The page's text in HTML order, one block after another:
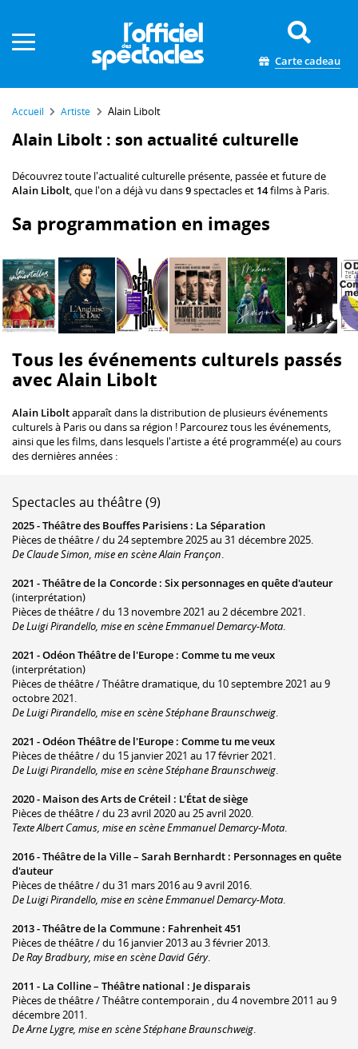
Carte cadeau
Accueil Artiste Alain Libolt
Alain Libolt : son actualité culturelle
Découvrez toute l'actualité culturelle présente, passée et future de
Alain Libolt, que l'on a déjà vu dans9spectacles et 14films à Paris.
Sa programmation en images
Tous les événements culturels passés
avec Alain Libolt
Alain Liboltapparaît dans la distribution de plusieurs événements
culturels à Paris ou dans sa région ! Parcourez tous les événements,
ainsi que les films, dans lesquels l'artiste a été programmé(e) au cours
des dernières années :
Spectacles au théâtre (9)
2025 -Théâtre des Bouffes Parisiens : La Séparation
Pièces de théâtre / du 24 septembre 2025 au 31 décembre 2025.
De Claude Simon, mise en scène Alain Françon.
2021 -Théâtre de la Concorde : Six personnages en quête d'auteur
(interprétation)
Pièces de théâtre / du 13 novembre 2021 au 2 décembre 2021.
De Luigi Pirandello, mise en scène Emmanuel Demarcy-Mota.
2021 -Odéon Théâtre de l'Europe : Comme tu me veux
(interprétation)
Pièces de théâtre / Théâtre dramatique, du 10 septembre 2021 au 9
octobre 2021.
De Luigi Pirandello, mise en scène Stéphane Braunschweig.
2021 -Odéon Théâtre de l'Europe : Comme tu me veux
Pièces de théâtre / du 15 janvier 2021 au 17 février 2021.
De Luigi Pirandello, mise en scène Stéphane Braunschweig.
2020 - Maison des Arts de Créteil : L'État de siège
Pièces de théâtre / du 23 avril 2020 au 25 avril 2020.
Texte Albert Camus, mise en scène Emmanuel Demarcy-Mota.
2016 -Théâtre de la Ville – Sarah Bernhardt : Personnages en quête
d'auteur
Pièces de théâtre / du 31 mars 2016 au 9 avril 2016.
De Luigi Pirandello, mise en scène Emmanuel Demarcy-Mota.
2013 -Théâtre de la Commune : Fahrenheit 451
Pièces de théâtre / du 16 janvier 2013 au 3 février 2013.
De Ray Bradbury, mise en scène David Géry.
2011 - La Colline – Théâtre national : Je disparais
Pièces de théâtre / Théâtre contemporain , du 4 novembre 2011 au 9
décembre 2011.
De Arne Lygre, mise en scène Stéphane Braunschweig.